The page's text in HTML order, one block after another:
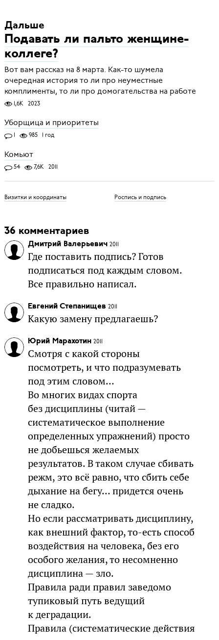
Дальше
Подавать ли пальто женщине-
коллеге?
Вот вам рассказ на 8 марта. Как-то шумела
очередная история то ли про неуместные
комплименты, то ли про домогательства на работе
1,6K 2023
Уборщица и приоритеты
1 985 1 год
Комьют
54 7,6K 2011
Визитки и координаты Роспись и подпись
36 комментариев
Дмитрий Валерьевич 2011
Где поставить подпись? Готов
подписаться под каждым словом.
Все правильно написал.
Евгений Степанищев 2011
Какую замену предлагаешь?
Юрий Марахотин 2011
Смотря с какой стороны
посмотреть, и что подразумевать
под этим словом…
Во многих видах спорта
без дисциплины (читай —
систематическое выполнение
определенных упражнений) просто
не добьешься желаемых
результатов. В таком случае сбивать
режм, это всё равно, что сбить себе
дыхание на бегу… придется очень
не сладко.
Но если рассматривать дисциплину,
как внешний фактор, то-есть способ
воздействия на человека, без его
особого желания, то несомненно
дисциплина — зло.
Правила ради правил заведомо
тупиковый путь ведущий
к деградации.
Правила (систематические действия